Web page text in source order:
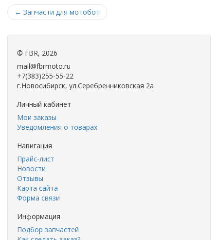
← Запчасти для мотобот
© FBR, 2026
mail@fbrmoto.ru
+7(383)255-55-22
г.Новосибирск, ул.Серебренниковская 2а
Личный кабинет
Мои заказы
Уведомления о товарах
Навигация
Прайс-лист
Новости
Отзывы
Карта сайта
Форма связи
Информация
Подбор запчастей